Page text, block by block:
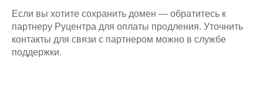
Если вы хотите сохранить домен — обратитесь к
партнеру Руцентра для оплаты продления. Уточнить
контакты для связи с партнером можно в службе
поддержки.